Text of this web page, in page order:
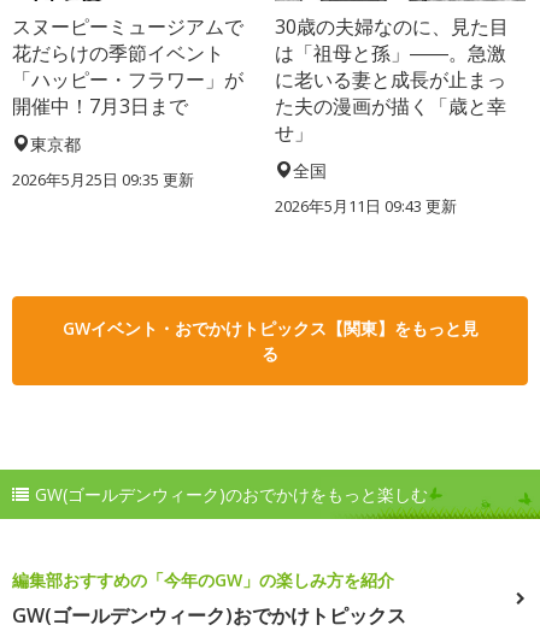
スヌーピーミュージアムで
花だらけの季節イベント
「ハッピー・フラワー」が
開催中！7月3日まで
東京都
2026年5月25日 09:35 更新
30歳の夫婦なのに、見た目
は「祖母と孫」――。急激
に老いる妻と成長が止まっ
た夫の漫画が描く「歳と幸
せ」
全国
2026年5月11日 09:43 更新
GWイベント・おでかけトピックス【関東】をもっと見
る
GW(ゴールデンウィーク)のおでかけをもっと楽しむ
編集部おすすめの「今年のGW」の楽しみ方を紹介
GW(ゴールデンウィーク)おでかけトピックス